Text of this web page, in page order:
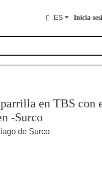
ES Inicia
en TBS con
-Surco
de Surco